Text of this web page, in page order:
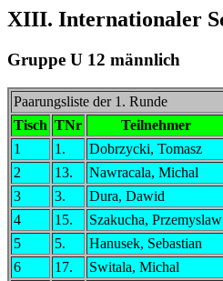
XIII. Internationaler
Gruppe U 12 männlich
Paarungsliste der 1. Runde
Tisch TNr Teilnehmer
1
1. Dobrzycki, Tomasz
2
13. Nawracala, Michal
3
3. Dura, Dawid
4
15. Szakucha, Przemyslaw
5
5. Hanusek, Sebastian
6
17. Switala, Michal